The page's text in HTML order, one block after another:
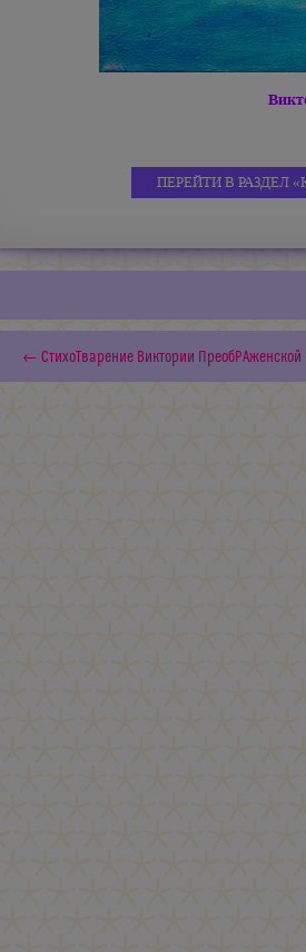
ПЕРЕЙТИ В РАЗДЕЛ
← СтихоТварение Виктории ПреобРАженской